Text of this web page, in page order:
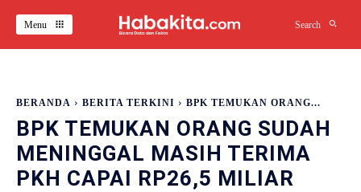
Menu Search
BERANDA BERITA TERKINI BPK TEMUKAN ORANG...
BPK TEMUKAN ORANG SUDAH
MENINGGAL MASIH TERIMA
PKH CAPAI RP26,5 MILIAR